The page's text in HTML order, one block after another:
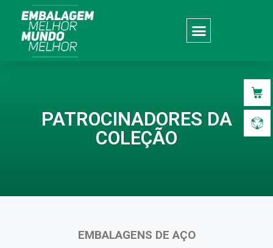
PATROCINADORES DA
COLEÇÃO
EMBALAGENS DE AÇO